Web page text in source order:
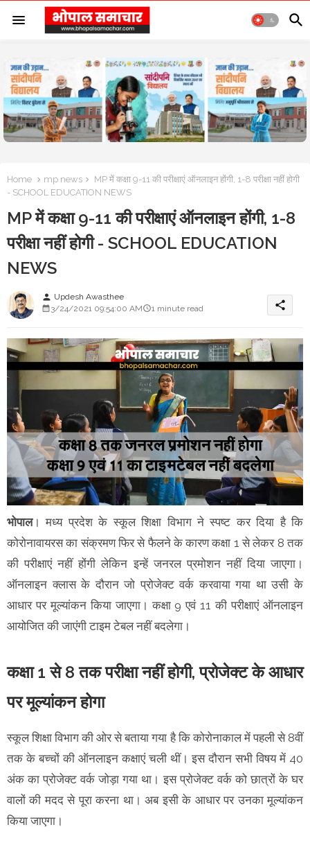
Home mp news
MP में कक्षा 9-11 की परीक्षाएं ऑनलाइन होंगी, 1-8 परीक्षा नहीं होगी
- SCHOOL EDUCATION NEWS
MP में कक्षा 9-11 की परीक्षाएं ऑनलाइन होंगी, 1-8
परीक्षा नहीं होगी - SCHOOL EDUCATION
NEWS
person Updesh Awasthee
3/24/2021 09:54:00 AM
1 minute read share
भोपाल। मध्य प्रदेश के स्कूल शिक्षा विभाग ने स्पष्ट कर दिया है कि
कोरोनावायरस का संक्रमण फिर से फैलने के कारण कक्षा 1 से लेकर 8 तक
की परीक्षाएं नहीं होंगी लेकिन इन्हें जनरल प्रमोशन नहीं दिया जाएगा।
ऑनलाइन क्लास के दौरान जो प्रोजेक्ट वर्क करवाया गया था उसी के
आधार पर मूल्यांकन किया जाएगा। कक्षा 9 एवं 11 की परीक्षाएं ऑनलाइन
आयोजित की जाएंगी टाइम टेबल नहीं बदलेगा।
कक्षा 1 से 8 तक परीक्षा नहीं होगी, प्रोजेक्ट के आधार
पर मूल्यांकन होगा
स्कूल शिक्षा विभाग की ओर से बताया गया है कि कोरोनाकाल में पहली से 8वीं
तक के बच्चों की ऑनलाइन कक्षाएं चली थीं। इस दौरान सभी विषय में 40
अंक का प्रोजेक्ट वर्क जोड़ा गया था। इस प्रोजेक्ट वर्क को छात्रों के घर
वालों की मदद से पूरा करना था। अब इसी के आधार पर उनका मूल्यांकन
किया जाएगा।